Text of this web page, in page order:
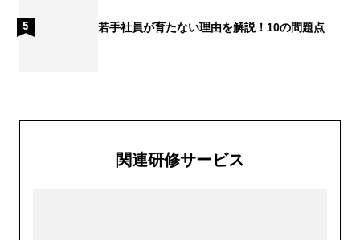
若手社員が育たない理由を解説！10の問題点
関連研修サービス